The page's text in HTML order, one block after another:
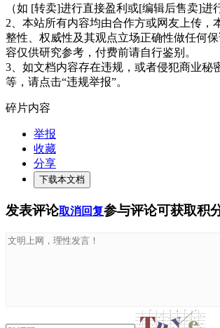
（如 [转卖]进行直接盈利或[编辑后售卖]进
2、本站所有内容均由合作方或网友上传，
整性、权威性及其观点立场正确性做任何
容仅供研究参考，付费前请自行鉴别。
3、如文档内容存在违规，或者侵犯商业秘
等，请点击“违规举报”。
碎片内容
举报
收藏
分享
下载本文档
发表评论取消回复参与评论可获取积